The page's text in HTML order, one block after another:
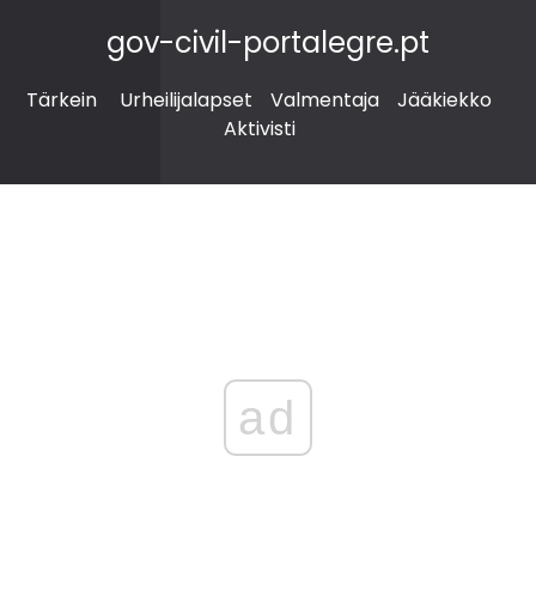
gov-civil-portalegre.pt
Tärkein Urheilijalapset Valmentaja
Jääkiekko
Aktivisti
ad